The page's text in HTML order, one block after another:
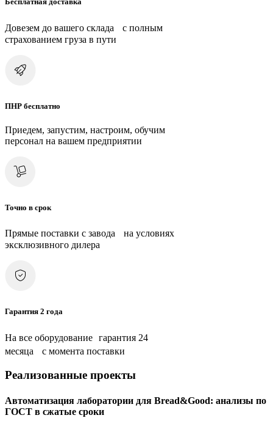
Довезем до вашего склада с полным
страхованием груза в пути
ПНР бесплатно
Приедем, запустим, настроим, обучим
персонал на вашем предприятии
Точно в срок
Прямые поставки с завода на условиях
эксклюзивного дилера
Гарантия 2 года
На все оборудование гарантия 24
месяца с момента поставки
Реализованные проекты
Автоматизация лаборатории для Bread&Good: анализы по
ГОСТ в сжатые сроки